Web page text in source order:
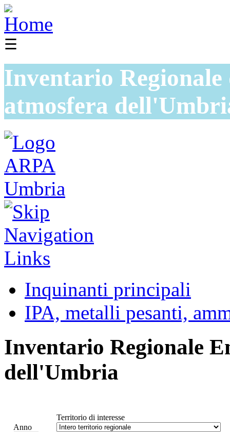
☰
Inventario
atmosfera
Inquinanti principali
IPA, metalli pesanti,
Inventario Regionale
dell'Umbria
Anno
Territorio di interesse